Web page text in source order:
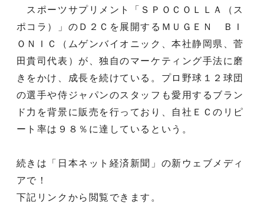
スポーツサプリメント「ＳＰＯＣＯＬＬＡ（ス
ポコラ）」のＤ２Ｃを展開するＭＵＧＥＮ ＢＩ
ＯＮＩＣ（ムゲンバイオニック、本社静岡県、菅
田貴司代表）が、独自のマーケティング手法に磨
きをかけ、成長を続けている。プロ野球１２球団
の選手や侍ジャパンのスタッフも愛用するブラン
ド力を背景に販売を行っており、自社ＥＣのリピ
ート率は９８％に達しているという。
続きは「日本ネット経済新聞」の新ウェブメディ
アで！
下記リンクから閲覧できます。